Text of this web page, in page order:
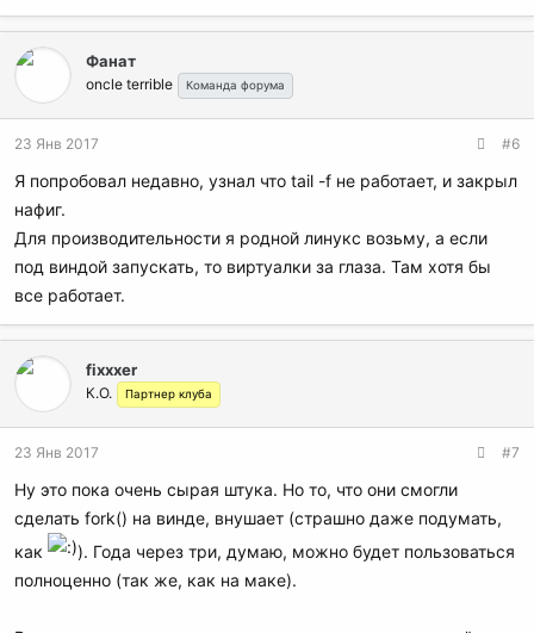
Фанат
oncle terrible Команда форума
23 Янв 2017 #6
Я попробовал недавно, узнал что tail -f не работает, и закрыл
нафиг.
Для производительности я родной линукс возьму, а если
под виндой запускать, то виртуалки за глаза. Там хотя бы
все работает.
fixxxer
К.О. Партнер клуба
23 Янв 2017 #7
Ну это пока очень сырая штука. Но то, что они смогли
сделать fork() на винде, внушает (страшно даже подумать,
как
). Года через три, думаю, можно будет пользоваться
полноценно (так же, как на маке).